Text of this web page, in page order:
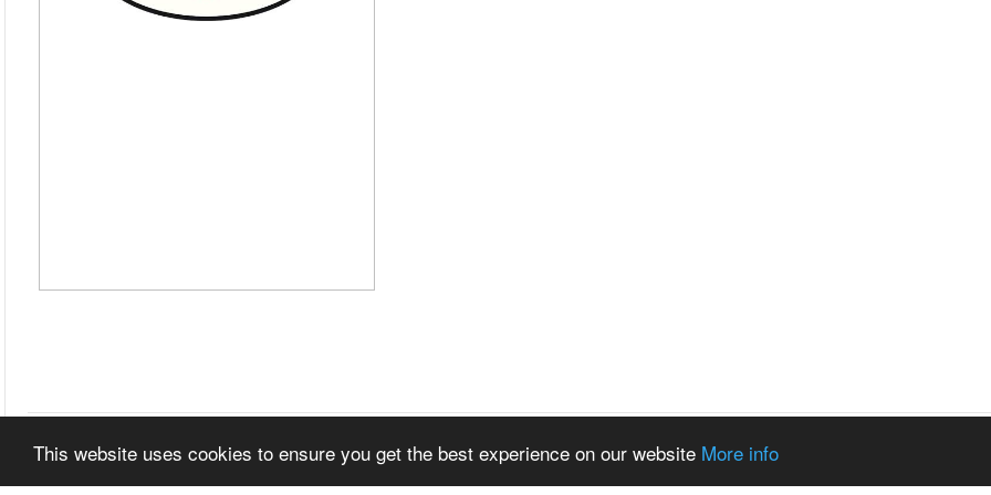
This website uses cookies to ensure you get the best experience on our website More info